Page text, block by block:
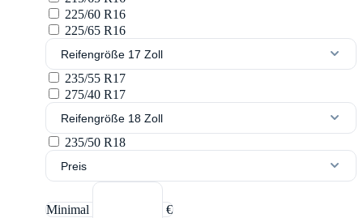
225/60 R16
225/65 R16
Reifengröße 17 Zoll
235/55 R17
275/40 R17
Reifengröße 18 Zoll
235/50 R18
Preis
Minimal €